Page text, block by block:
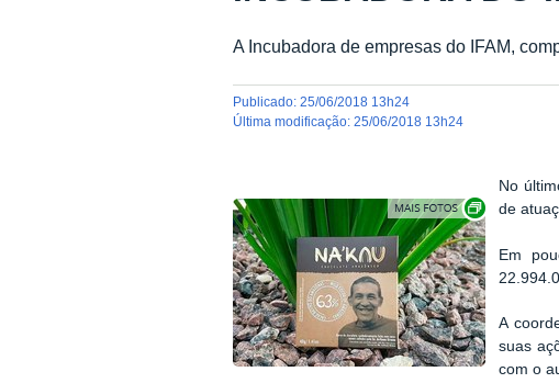
A Incubadora de empresas do IFAM,
publicado: 25/06/2018 13h24
última modificação: 25/06/2018 13h24
Show
No
de
Em
A
suas
com o